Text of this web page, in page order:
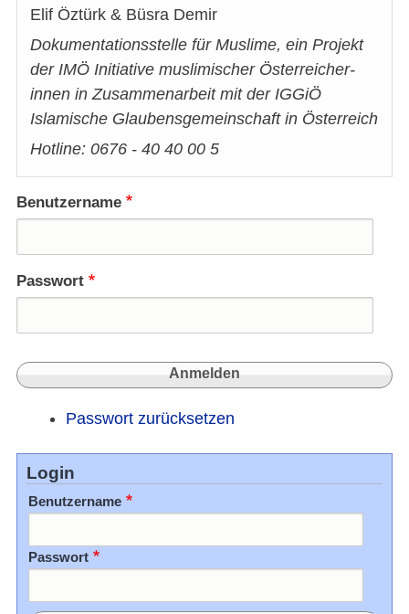
Elif Öztürk & Büsra Demir
Dokumentationsstelle für Muslime, ein Projekt
der IMÖ Initiative muslimischer Österreicher-
innen in Zusammenarbeit mit der IGGiÖ
Islamische Glaubensgemeinschaft in Österreich
Hotline: 0676 - 40 40 00 5
Benutzername
Passwort
Passwort zurücksetzen
Login
Benutzername
Passwort